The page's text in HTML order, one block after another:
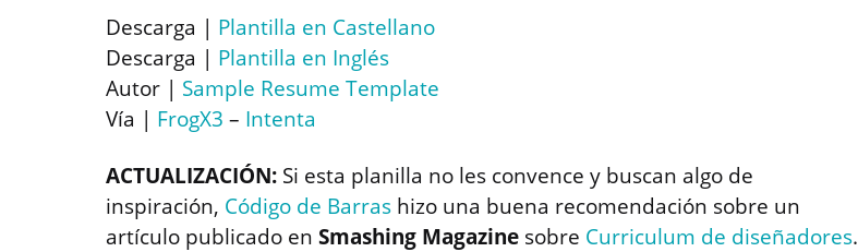
Descarga | Plantilla en Castellano
Descarga | Plantilla en Inglés
Autor | Sample Resume Template
Vía | FrogX3 – Intenta
ACTUALIZACIÓN: Si esta planilla no les convence y buscan algo de
inspiración, Código de Barras hizo una buena recomendación sobre un
artículo publicado en Smashing Magazine sobre Curriculum de diseñadores.